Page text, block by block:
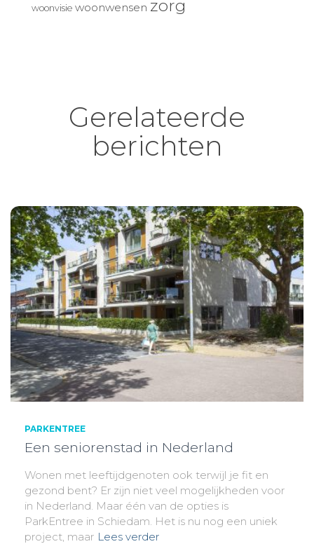
woonvisie woonwensen zorg
Gerelateerde
berichten
PARKENTREE
Een seniorenstad in Nederland
Wonen met leeftijdgenoten ook terwijl je fit en
gezond bent? Er zijn niet veel mogelijkheden voor
in Nederland. Maar één van de opties is
ParkEntree in Schiedam. Het is nu nog een uniek
project, maar Lees verder